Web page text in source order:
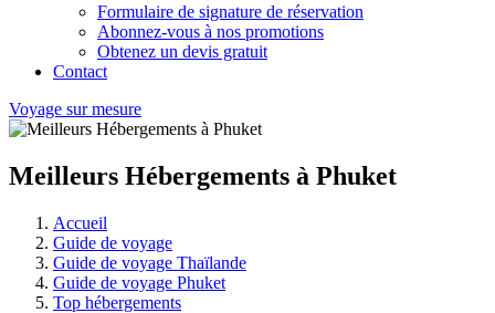
Formulaire de signature de réservation
Abonnez-vous à nos promotions
Obtenez un devis gratuit
Contact
Voyage sur mesure
Meilleurs Hébergements à Phuket
Accueil
Guide de voyage
Guide de voyage Thaïlande
Guide de voyage Phuket
Top hébergements